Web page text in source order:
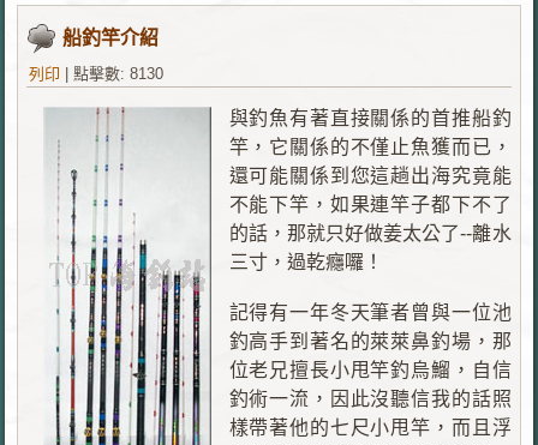
船釣竿介紹
列印 |點擊數: 8130
與釣魚有著直接關係的首推船釣
竿，它關係的不僅止魚獲而已，
還可能關係到您這趟出海究竟能
不能下竿，如果連竿子都下不了
的話，那就只好做姜太公了--離水
三寸，過乾癮囉！
記得有一年冬天筆者曾與一位池
釣高手到著名的萊萊鼻釣場，那
位老兄擅長小甩竿釣烏鰡，自信
釣術一流，因此沒聽信我的話照
樣帶著他的七尺小甩竿，而且浮